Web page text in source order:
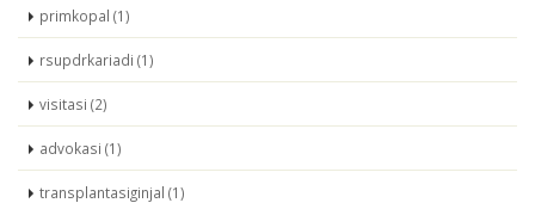
primkopal (1)
rsupdrkariadi (1)
visitasi (2)
advokasi (1)
transplantasiginjal (1)